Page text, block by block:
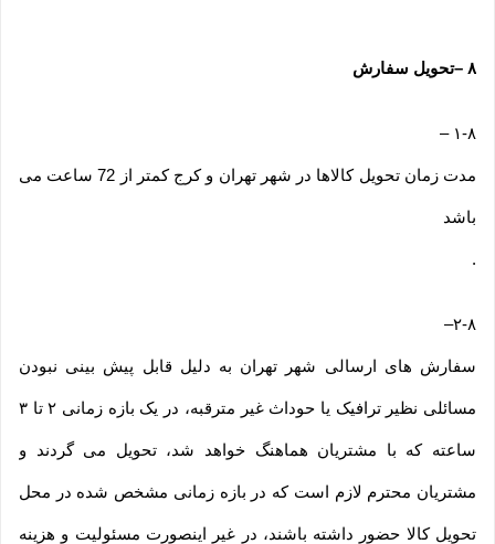
۸ –تحویل سفارش
۱-۸ –
مدت زمان تحویل کالاها در شهر تهران و کرج کمتر از 72 ساعت می
باشد
.
۲-۸–
سفارش های ارسالی شهر تهران به دلیل قابل پیش بینی نبودن
مسائلی نظیر ترافیک یا حوداث غیر مترقبه، در یک بازه زمانی ۲ تا ۳
ساعته که با مشتریان هماهنگ خواهد شد، تحویل می گردند و
مشتریان محترم لازم است که در بازه زمانی مشخص شده در محل
تحویل کالا حضور داشته باشند، در غیر اینصورت مسئولیت و هزینه